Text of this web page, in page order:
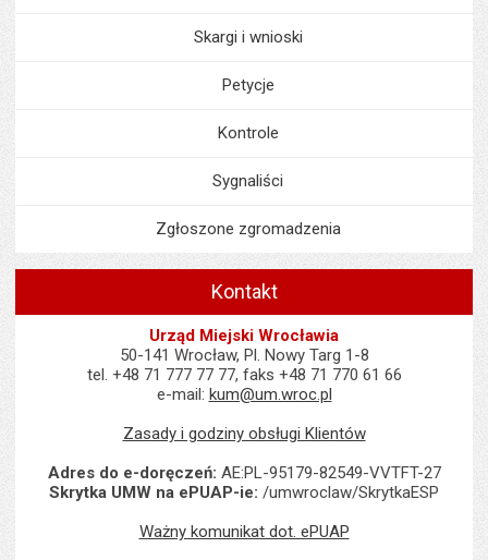
Skargi i wnioski
Petycje
Kontrole
Sygnaliści
Zgłoszone zgromadzenia
Kontakt
Urząd Miejski Wrocławia
50-141 Wrocław, Pl. Nowy Targ 1-8
tel. +48 71 777 77 77, faks +48 71 770 61 66
e-mail: kum@um.wroc.pl
Zasady i godziny obsługi Klientów
Adres do e-doręczeń: AE:PL-95179-82549-VVTFT-27
Skrytka UMW na ePUAP-ie: /umwroclaw/SkrytkaESP
Ważny komunikat dot. ePUAP